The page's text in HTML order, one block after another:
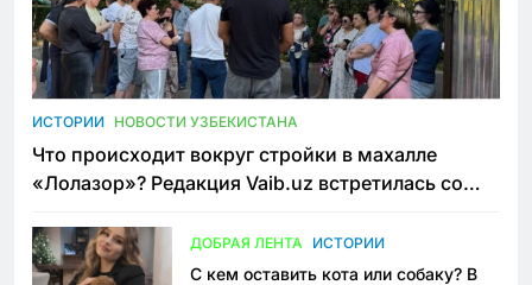
ИСТОРИИ НОВОСТИ УЗБЕКИСТАНА
Что происходит вокруг стройки в махалле
«Лолазор»? Редакция Vaib.uz встретилась со
ДОБРАЯ ЛЕНТА ИСТОРИИ
С кем оставить кота или собаку? В